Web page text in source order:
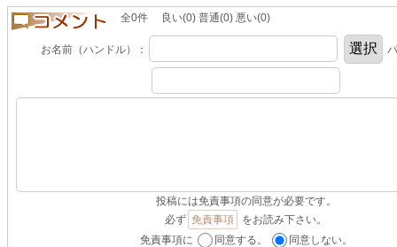
全0件 良い(0) 普通(0) 悪い(0)
お名前（ハンドル）：
投稿には免責事項の同意が必要です。
必ず 免責事項
をお読み下さい。
免責事項に
同意する。 同意しない。